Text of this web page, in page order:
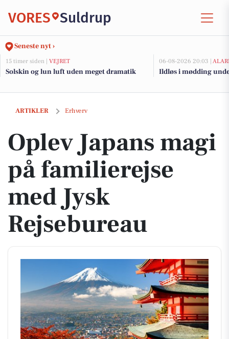
VORES Suldrup
Seneste nyt ›
15 timer siden | VEJRET
Solskin og lun luft uden meget dramatik
06-08-2026 20:03 |
Ildløs i mødding
ARTIKLER Erhverv
Oplev Japans magi på familierejse med Jysk Rejsebureau
Oplev Japans magi
på familierejse
med Jysk
Rejsebureau